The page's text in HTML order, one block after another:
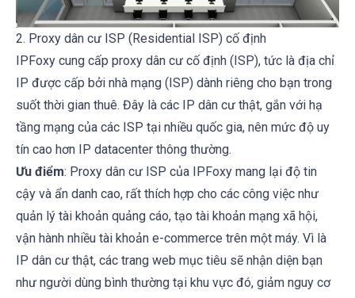
2. Proxy dân cư ISP (Residential ISP) cố định
IPFoxy cung cấp proxy dân cư cố định (ISP), tức là địa chỉ
IP được cấp bởi nhà mạng (ISP) dành riêng cho bạn trong
suốt thời gian thuê. Đây là các IP dân cư thật, gắn với hạ
tầng mạng của các ISP tại nhiều quốc gia, nên mức độ uy
tín cao hơn IP datacenter thông thường.
Ưu điểm: Proxy dân cư ISP của IPFoxy mang lại độ tin
cậy và ẩn danh cao, rất thích hợp cho các công việc như
quản lý tài khoản quảng cáo, tạo tài khoản mạng xã hội,
vận hành nhiều tài khoản e-commerce trên một máy. Vì là
IP dân cư thật, các trang web mục tiêu sẽ nhận diện bạn
như người dùng bình thường tại khu vực đó, giảm nguy cơ